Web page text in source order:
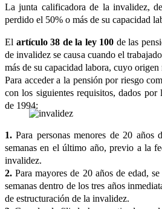
La junta calificadora de la invalidez,
perdido el 50% o más de su capacidad
El artículo 38 de la ley 100 de las
de invalidez se causa cuando el
más de su capacidad labora, cuyo
Para acceder a la pensión por riesgo
con los siguientes requisitos, dados
de 1994:
1. Para personas menores de 20 años
semanas en el último año, previo a la
invalidez.
2. Para mayores de 20 años de edad,
semanas dentro de los tres años
de estructuración de la invalidez.